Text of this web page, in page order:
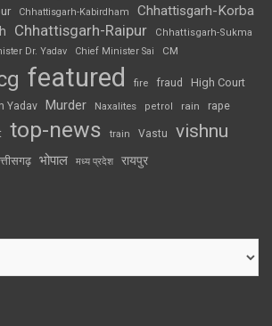
Chhattisgarh-Kabirdham Chhattisgarh-Korba
Chhattisgarh-Raipur
Chhattisgarh-Sukma
Dr. Yadav Chief Minister Sai CM
featured fire fraud High Court
Yadav Murder Naxalites petrol rain rape
top-news train Vastu vishnu
भोपाल मध्य प्रदेश रायपुर